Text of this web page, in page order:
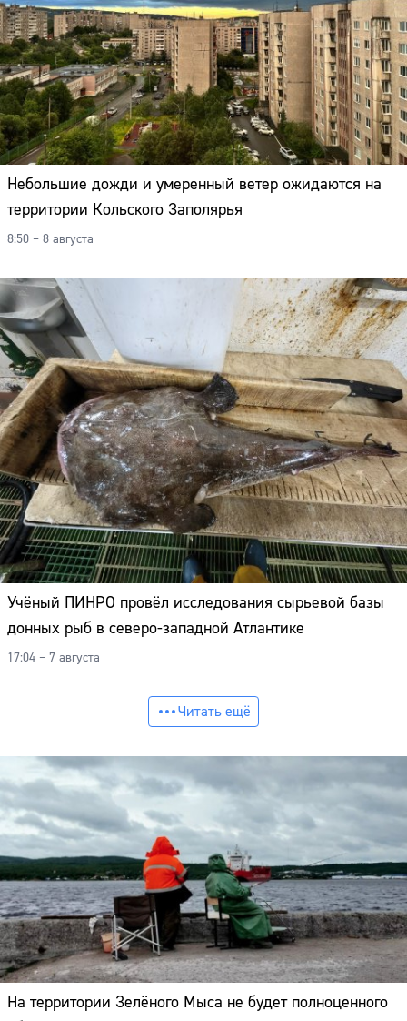
На территории Зелёного Мыса не будет полноценного
Небольшие дожди и умеренный ветер ожидаются на
территории Кольского Заполярья
8:50 – 8 августа
Учёный ПИНРО провёл исследования сырьевой базы
донных рыб в северо-западной Атлантике
17:04 – 7 августа
Читать ещё